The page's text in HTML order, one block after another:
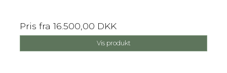
Pris fra 16.500,00 DKK
Vis produkt